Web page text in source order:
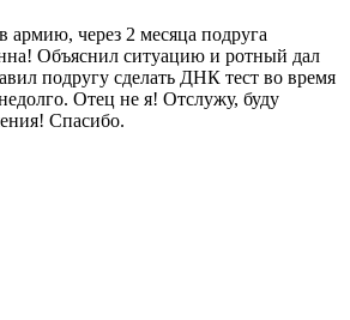
армию, через 2 месяца подруга
Объяснил ситуацию и ротный дал
подругу сделать ДНК тест во время
Отец не я! Отслужу, буду
Спасибо.